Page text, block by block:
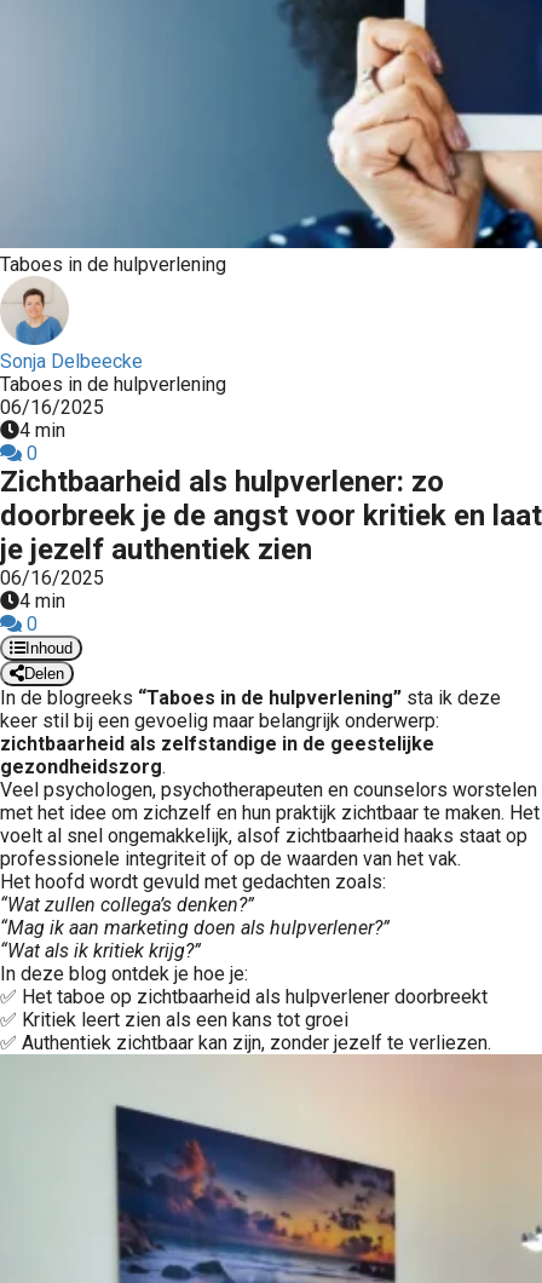
Taboes in de hulpverlening
Sonja Delbeecke
Taboes in de hulpverlening
06/16/2025
4 min
0
Zichtbaarheid als hulpverlener: zo
doorbreek je de angst voor kritiek en laat
je jezelf authentiek zien
06/16/2025
4 min
0
Inhoud
Delen
In de blogreeks “Taboes in de hulpverlening” sta ik deze
keer stil bij een gevoelig maar belangrijk onderwerp:
zichtbaarheid als zelfstandige in de geestelijke
gezondheidszorg.
Veel psychologen, psychotherapeuten en counselors worstelen
met het idee om zichzelf en hun praktijk zichtbaar te maken. Het
voelt al snel ongemakkelijk, alsof zichtbaarheid haaks staat op
professionele integriteit of op de waarden van het vak.
Het hoofd wordt gevuld met gedachten zoals:
“Wat zullen collega’s denken?”
“Mag ik aan marketing doen als hulpverlener?”
“Wat als ik kritiek krijg?”
In deze blog ontdek je hoe je:
✅ Het taboe op zichtbaarheid als hulpverlener doorbreekt
✅ Kritiek leert zien als een kans tot groei
✅ Authentiek zichtbaar kan zijn, zonder jezelf te verliezen.
te
over
van
op
gebruikt
te
de
Hierdoor
van